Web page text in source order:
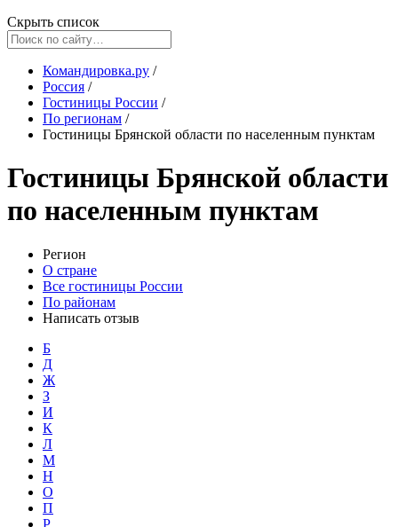
Скрыть список
Командировка.ру /
Россия /
Гостиницы России /
По регионам /
Гостиницы Брянской области по населенным пунктам
Гостиницы Брянской области
по населенным пунктам
Регион
О стране
Все гостиницы России
По районам
Написать отзыв
Б
Д
Ж
З
И
К
Л
М
Н
О
П
Р